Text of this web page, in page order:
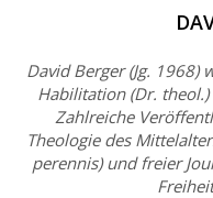
David Berger (Jg.
Habilitation (Dr. theol.)
Zahlreiche
Theologie des
perennis) und freier